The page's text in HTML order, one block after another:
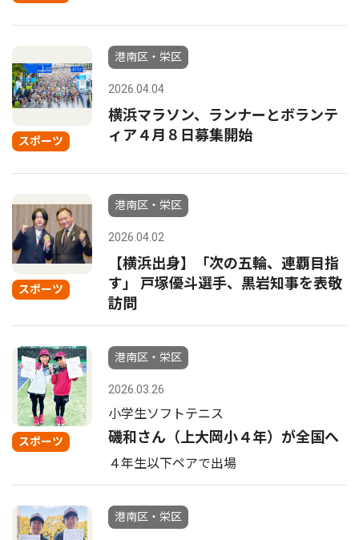
スポーツ
港南区・栄区
2026.04.04
横浜マラソン、ランナーとボランテ
ィア４月８日募集開始
スポーツ
港南区・栄区
2026.04.02
【横浜出身】「次の五輪、連覇目指
す」 戸塚優斗選手、黒岩知事を表敬
訪問
スポーツ
港南区・栄区
2026.03.26
小学生ソフトテニス
磯和さん（上大岡小４年）が全国へ
４年生以下ペアで出場
港南区・栄区